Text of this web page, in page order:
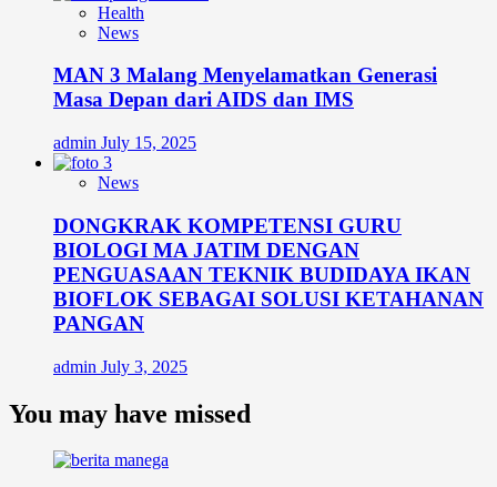
Health
News
MAN 3 Malang Menyelamatkan Generasi
Masa Depan dari AIDS dan IMS
admin July 15, 2025
News
DONGKRAK KOMPETENSI GURU
BIOLOGI MA JATIM DENGAN
PENGUASAAN TEKNIK BUDIDAYA IKAN
BIOFLOK SEBAGAI SOLUSI KETAHANAN
PANGAN
admin July 3, 2025
You may have missed